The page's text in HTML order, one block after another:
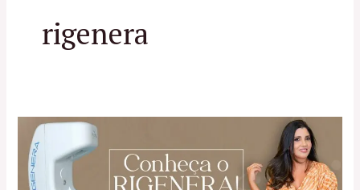
rigenera
Rigenera
Tratamento
Capilar